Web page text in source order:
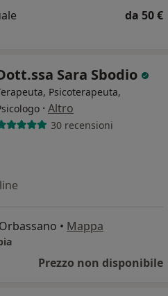
da 50 €
Sara Sbodio
Psicoterapeuta,
· Altro
30 recensioni
• Mappa
Prezzo non disponibile